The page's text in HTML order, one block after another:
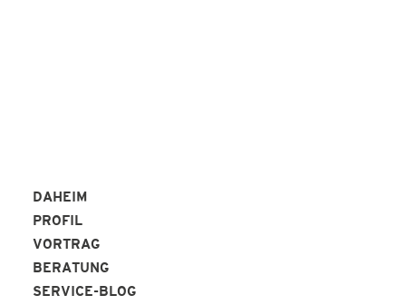
DAHEIM
PROFIL
VORTRAG
BERATUNG
SERVICE-BLOG